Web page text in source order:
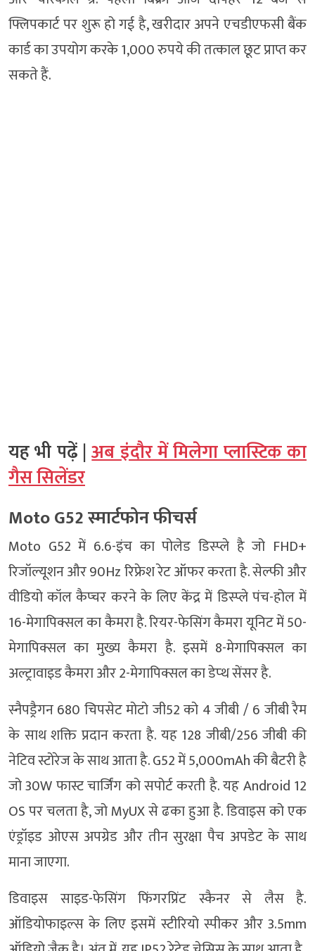
फ्लिपकार्ट पर शुरू हो गई है, खरीदार अपने एचडीएफसी बैंक
कार्ड का उपयोग करके 1,000 रुपये की तत्काल छूट प्राप्त कर
सकते हैं.
यह भी पढ़ें |अब इंदौर में मिलेगा प्लास्टिक का
गैस सिलेंडर
Moto G52 स्‍मार्टफोन फीचर्स
Moto G52 में 6.6-इंच का पोलेड डिस्प्ले है जो FHD+
रिजॉल्यूशन और 90Hz रिफ्रेश रेट ऑफर करता है. सेल्फी और
वीडियो कॉल कैप्चर करने के लिए केंद्र में डिस्प्ले पंच-होल में
16-मेगापिक्सल का कैमरा है. रियर-फेसिंग कैमरा यूनिट में 50-
मेगापिक्सल का मुख्य कैमरा है. इसमें 8-मेगापिक्सल का
अल्ट्रावाइड कैमरा और 2-मेगापिक्सल का डेप्थ सेंसर है.
स्नैपड्रैगन 680 चिपसेट मोटो जी52 को 4 जीबी / 6 जीबी रैम
के साथ शक्ति प्रदान करता है. यह 128 जीबी/256 जीबी की
नेटिव स्टोरेज के साथ आता है. G52 में 5,000mAh की बैटरी है
जो 30W फास्ट चार्जिंग को सपोर्ट करती है. यह Android 12
OS पर चलता है, जो MyUX से ढका हुआ है. डिवाइस को एक
एंड्रॉइड ओएस अपग्रेड और तीन सुरक्षा पैच अपडेट के साथ
माना जाएगा.
डिवाइस साइड-फेसिंग फिंगरप्रिंट स्कैनर से लैस है.
ऑडियोफाइल्स के लिए इसमें स्टीरियो स्पीकर और 3.5mm